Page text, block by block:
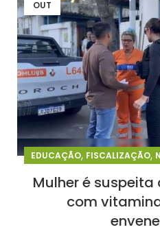
OUT
EDUCAÇÃO, FISCALIZAÇÃO,
Mulher é
com